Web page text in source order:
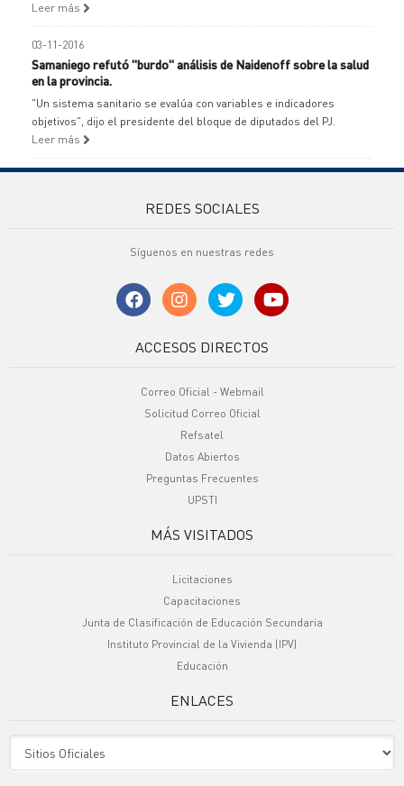
Leer más
03-11-2016
Samaniego refutó "burdo" análisis de Naidenoff sobre la salud
en la provincia.
"Un sistema sanitario se evalúa con variables e indicadores
objetivos", dijo el presidente del bloque de diputados del PJ.
Leer más
REDES SOCIALES
Síguenos en nuestras redes
ACCESOS DIRECTOS
Correo Oficial - Webmail
Solicitud Correo Oficial
Refsatel
Datos Abiertos
Preguntas Frecuentes
UPSTI
MÁS VISITADOS
Licitaciones
Capacitaciones
Junta de Clasificación de Educación Secundaria
Instituto Provincial de la Vivienda (IPV)
Educación
ENLACES